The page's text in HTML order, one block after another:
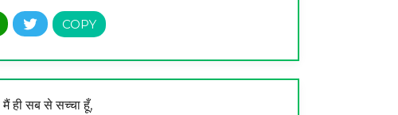
मैं ही सब से सच्चा हूँ,